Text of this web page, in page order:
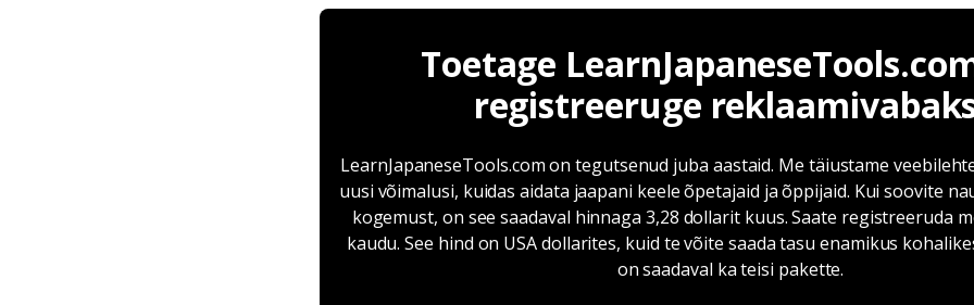
Toetage
registreeruge
LearnJapaneseTools.com on tegutsenud juba aastaid. Me täiustame
uusi võimalusi, kuidas aidata jaapani keele õpetajaid ja õppijaid. Kui soovite
kogemust, on see saadaval hinnaga 3,28 dollarit kuus. Saate registreeruda
kaudu. See hind on USA dollarites, kuid te võite saada tasu enamikus
on saadaval ka teisi pakette.